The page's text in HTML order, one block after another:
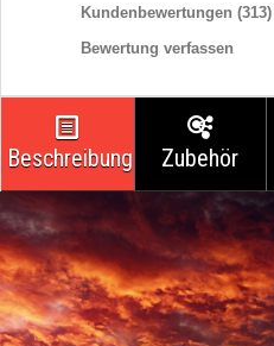
Kundenbewertungen (313)
Bewertung verfassen
Beschreibung Zubehör